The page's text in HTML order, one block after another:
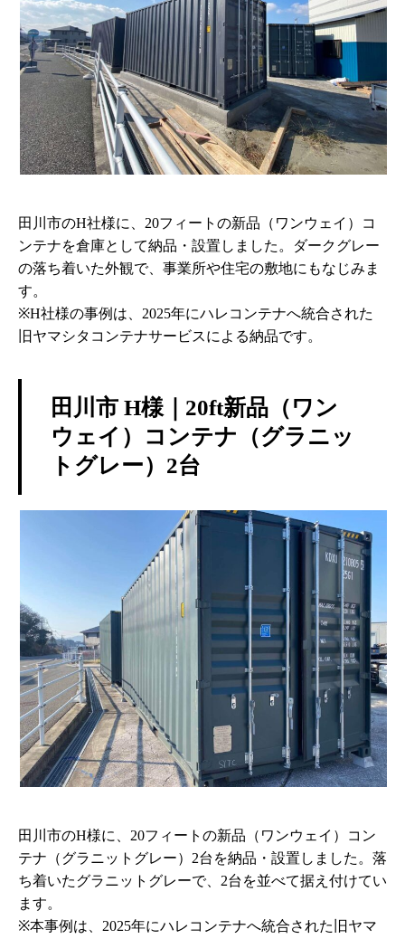
田川市のH社様に、20フィートの新品（ワンウェイ）コ
ンテナを倉庫として納品・設置しました。ダークグレー
の落ち着いた外観で、事業所や住宅の敷地にもなじみま
す。
※H社様の事例は、2025年にハレコンテナへ統合された
旧ヤマシタコンテナサービスによる納品です。
田川市 H様｜20ft新品（ワン
ウェイ）コンテナ（グラニッ
トグレー）2台
田川市のH様に、20フィートの新品（ワンウェイ）コン
テナ（グラニットグレー）2台を納品・設置しました。落
ち着いたグラニットグレーで、2台を並べて据え付けてい
ます。
※本事例は、2025年にハレコンテナへ統合された旧ヤマ